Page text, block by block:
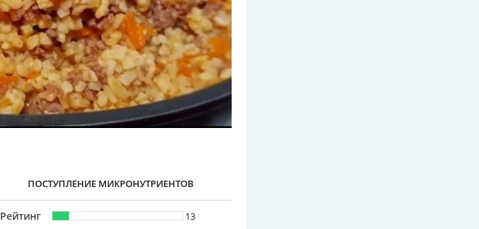
ПОСТУПЛЕНИЕ МИКРОНУТРИЕНТОВ
Рейтинг
13